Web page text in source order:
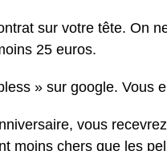
sur votre tête. On
25 euros.
» sur google. Vous
vous
moins chers que les